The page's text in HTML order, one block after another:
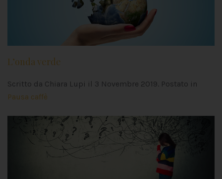
L’onda verde
Scritto da Chiara Lupi il 3 Novembre 2019. Postato in
Pausa caffè